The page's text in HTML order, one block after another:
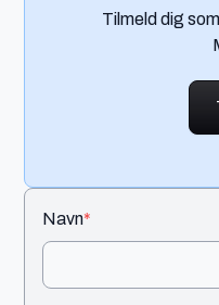
Tilmeld dig
Navn*